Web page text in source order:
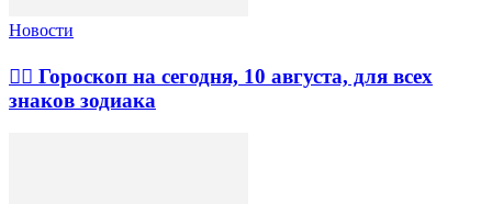
Новости
🧙‍♀ Гороскоп на сегодня, 10 августа, для всех
знаков зодиака